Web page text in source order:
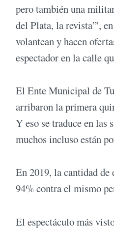
pero también una
del Plata, la revista”',
volantean y hacen
espectador en la calle
El Ente Municipal de
arribaron la primera
Y eso se traduce en las
muchos incluso están
En 2019, la cantidad de
94% contra el mismo
El espectáculo más